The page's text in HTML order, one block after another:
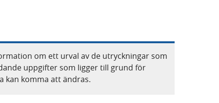
om ett urval av de utryckningar som
uppgifter som ligger till grund för
kan komma att ändras.